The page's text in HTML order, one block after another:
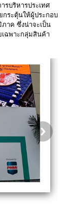
รบริหารประเทศ
ระตุ้นให้ผู้ประกอบ
ภาค ซึ่งน่าจะเป็น
ฉพาะกลุ่มสินค้า